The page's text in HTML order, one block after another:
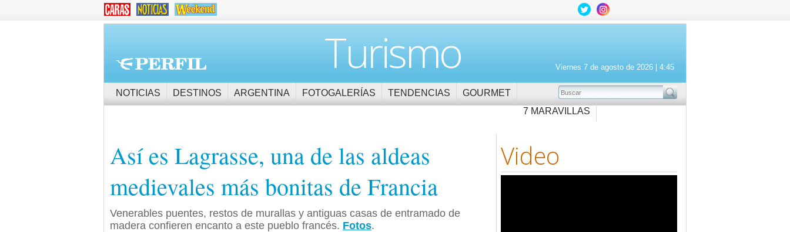
Viernes 7 de agosto de 2026 | 4:45
Turismo
BUSCAR
NOTICIAS DESTINOS ARGENTINA FOTOGALERÍAS TENDENCIAS
GOURMET
7 MARAVILLAS
Video
Así es Lagrasse, una de las aldeas
medievales más bonitas de Francia
Venerables puentes, restos de murallas y antiguas casas de entramado de
madera confieren encanto a este pueblo francés. Fotos.